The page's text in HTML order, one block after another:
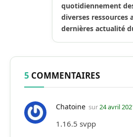
quotidiennement
diverses ressources
dernières actualité
5 COMMENTAIRES
Chatoine sur 24 avril
1.16.5 svpp